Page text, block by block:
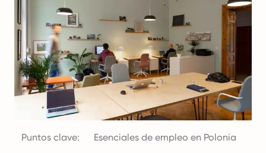
Puntos clave: Esenciales de empleo en Polonia